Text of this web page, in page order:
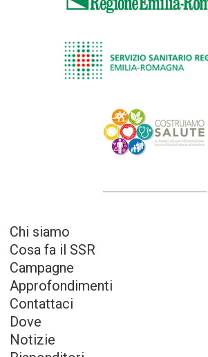
Chi siamo
Cosa fa il SSR
Campagne
Approfondimenti
Contattaci
Dove
Notizie